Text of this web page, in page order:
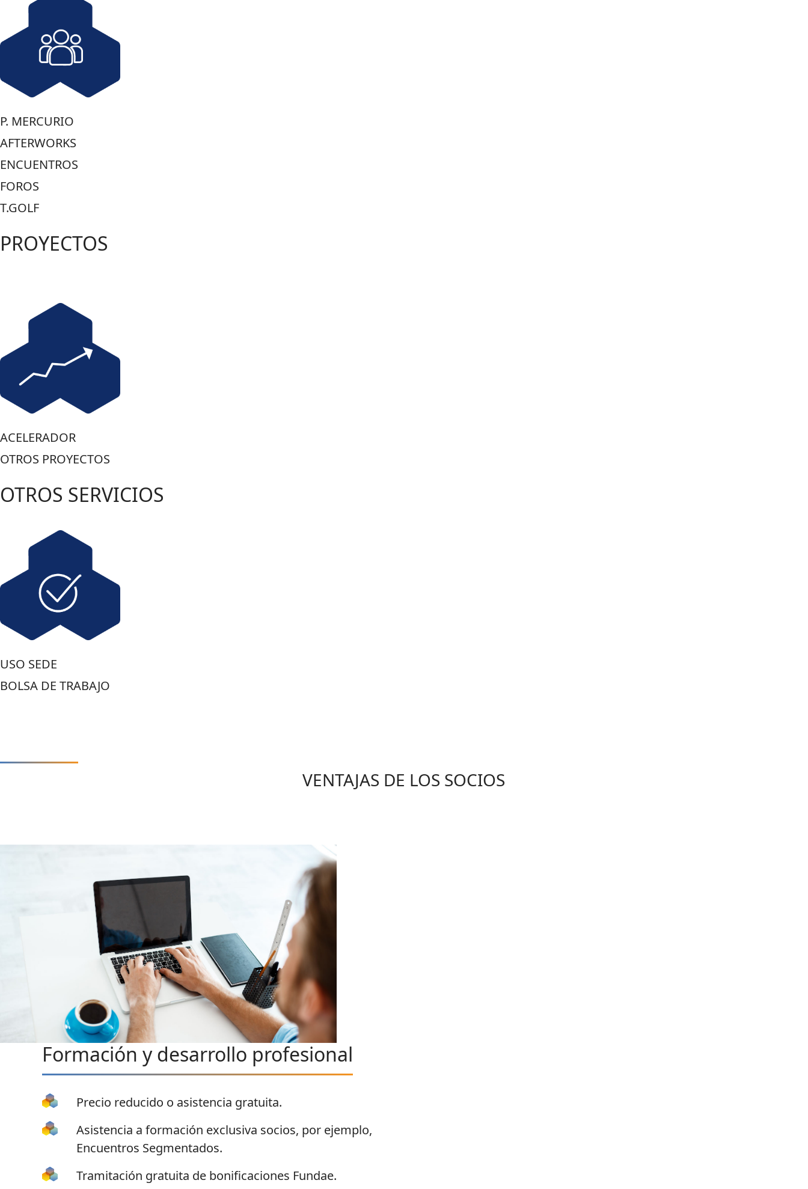
P. MERCURIO
AFTERWORKS
ENCUENTROS
FOROS
T.GOLF
PROYECTOS
ACELERADOR
OTROS PROYECTOS
OTROS SERVICIOS
USO SEDE
BOLSA DE TRABAJO
VENTAJAS DE LOS SOCIOS
Formación y desarrollo profesional
Precio reducido o asistencia gratuita.
Asistencia a formación exclusiva socios, por ejemplo,
Encuentros Segmentados.
Tramitación gratuita de bonificaciones Fundae.